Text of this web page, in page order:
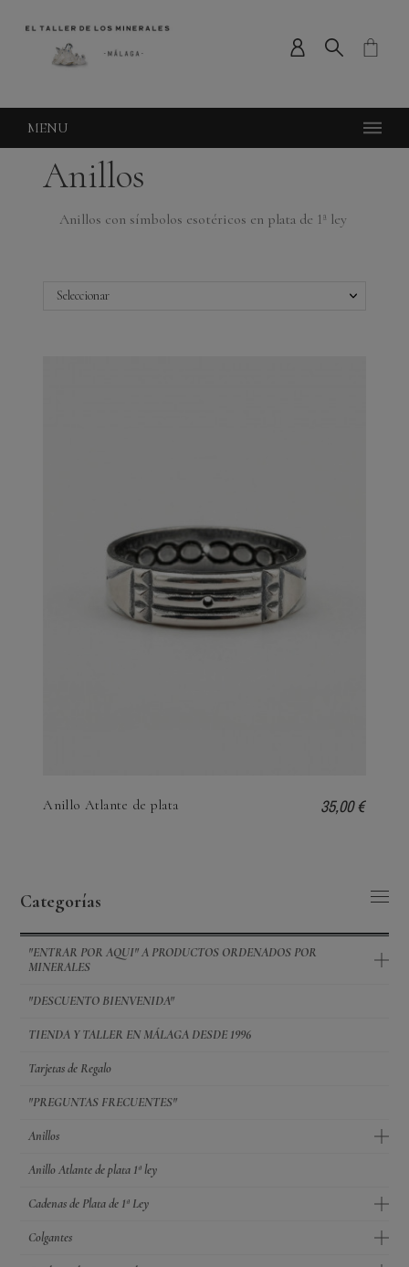
MENU
Categorías
"ENTRAR POR AQUI" A PRODUCTOS ORDENADOS POR
MINERALES
"DESCUENTO BIENVENIDA"
TIENDA Y TALLER EN MÁLAGA DESDE 1996
Tarjetas de Regalo
"PREGUNTAS FRECUENTES"
Anillos
Anillo Atlante de plata 1ª ley
Cadenas de Plata de 1ª Ley
Colgantes
Anillos
Anillos con símbolos esotéricos en plata de 1ª ley
Seleccionar
Anillo Atlante de plata 35,00 €